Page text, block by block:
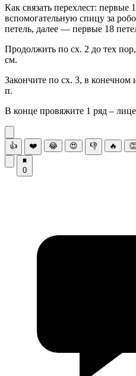
Как связать перехлест: первые
вспомогательную спицу за
петель, далее — первые 18
Продолжить по сх. 2 до тех пор,
см.
Закончите по сх. 3, в конечном
п.
В конце провяжите 1 ряд –
👍 ❤️ 😂 😍 👎 🔥 👏
0